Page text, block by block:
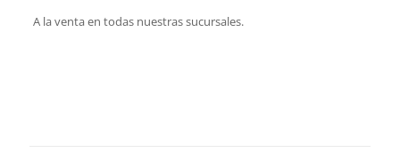
A la venta en todas nuestras sucursales.